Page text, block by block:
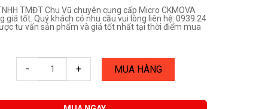
TMĐT Chu Vũ chuyên cung cấp Micro CKMOVA
giá tốt. Quý khách có nhu cầu vui lòng liên hệ: 0939 24
tư vấn sản phẩm và giá tốt nhất tại thời điểm mua
- + MUA HÀNG